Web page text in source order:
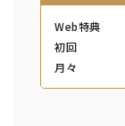
Web特典
初回
月々